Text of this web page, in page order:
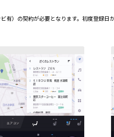
有）の契約が必要となります。初度登録